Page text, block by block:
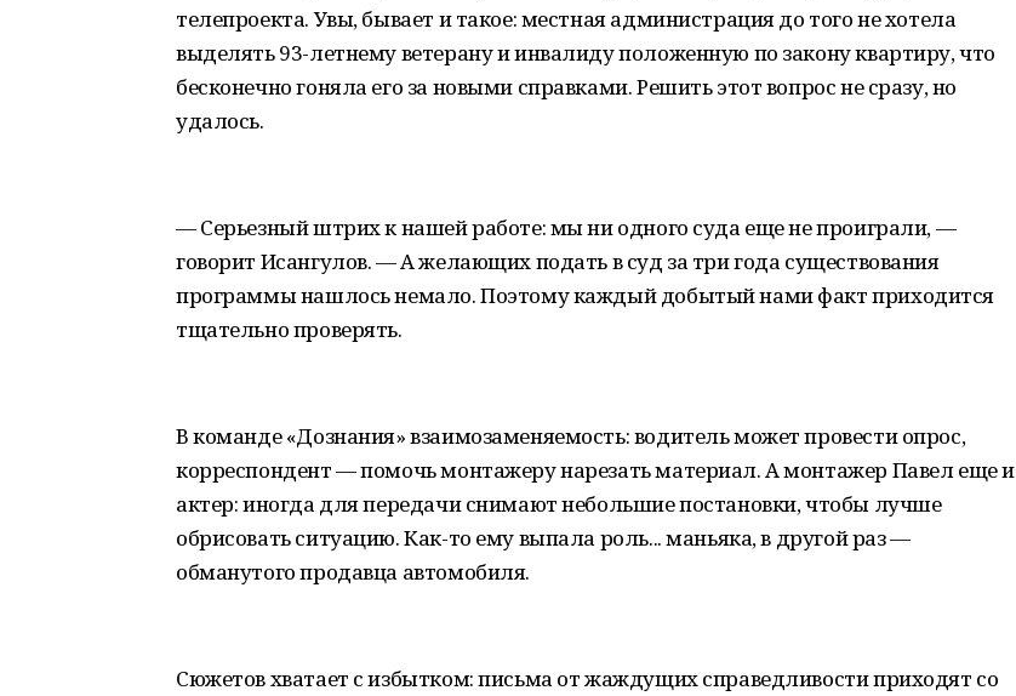
телепроекта. Увы, бывает и такое: местная администрация до того не хотела
выделять 93-летнему ветерану и инвалиду положенную по закону квартиру, что
бесконечно гоняла его за новыми справками. Решить этот вопрос не сразу, но
удалось.
― Серьезный штрих к нашей работе: мы ни одного суда еще не проиграли, ―
говорит Исангулов. ― А желающих подать в суд за три года существования
программы нашлось немало. Поэтому каждый добытый нами факт приходится
тщательно проверять.
В команде «Дознания» взаимозаменяемость: водитель может провести опрос,
корреспондент — помочь монтажеру нарезать материал. А монтажер Павел еще и
актер: иногда для передачи снимают небольшие постановки, чтобы лучше
обрисовать ситуацию. Как-то ему выпала роль... маньяка, в другой раз ―
обманутого продавца автомобиля.
Сюжетов хватает с избытком: письма от жаждущих справедливости приходят со